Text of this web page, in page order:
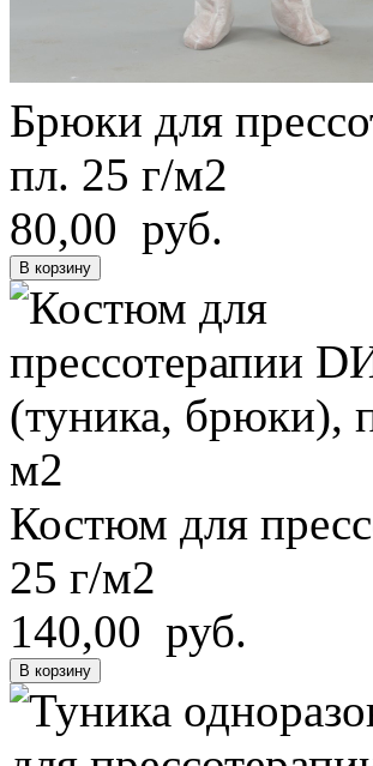
Брюки для
пл. 25 г/м2
80,00 руб.
В корзину
Костюм для
25 г/м2
140,00 руб.
В корзину